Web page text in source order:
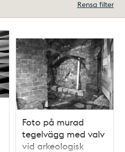
Rensa filter
Foto på murad
tegelvägg med valv
vid arkeologisk